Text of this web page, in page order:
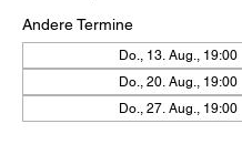
Andere Termine
Do., 13. Aug., 19:00
Do., 20. Aug., 19:00
Do., 27. Aug., 19:00